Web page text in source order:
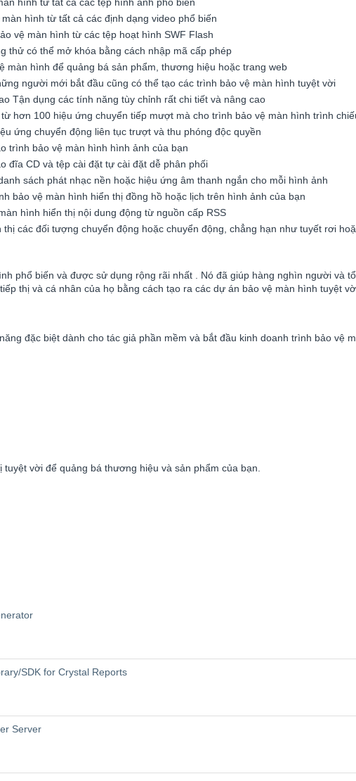
hình từ tất cả các tệp hình ảnh phổ biến
hình từ tất cả các định dạng video phổ biến
vệ màn hình từ các tệp hoạt hình SWF Flash
thử có thể mở khóa bằng cách nhập mã cấp phép
màn hình để quảng bá sản phẩm, thương hiệu hoặc trang web
người mới bắt đầu cũng có thể tạo các trình bảo vệ màn hình tuyệt vời
Tận dụng các tính năng tùy chỉnh rất chi tiết và nâng cao
hơn 100 hiệu ứng chuyển tiếp mượt mà cho trình bảo vệ màn hình trình
ứng chuyển động liên tục trượt và thu phóng độc quyền
trình bảo vệ màn hình hình ảnh của bạn
đĩa CD và tệp cài đặt tự cài đặt dễ phân phối
sách phát nhạc nền hoặc hiệu ứng âm thanh ngắn cho mỗi hình ảnh
bảo vệ màn hình hiển thị đồng hồ hoặc lịch trên hình ảnh của bạn
hình hiển thị nội dung động từ nguồn cấp RSS
các đối tượng chuyển động hoặc chuyển động, chẳng hạn như tuyết rơi
phổ biến và được sử dụng rộng rãi nhất . Nó đã giúp hàng nghìn người và
thị và cá nhân của họ bằng cách tạo ra các dự án bảo vệ màn hình tuyệt
đặc biệt dành cho tác giả phần mềm và bắt đầu kinh doanh trình bảo vệ
vời để quảng bá thương hiệu và sản phẩm của bạn.
SDK for Crystal Reports
Server